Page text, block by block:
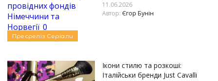
11.06.2026
Автор: Єгор Бунін
Пресреліз Серіали
Ікони стилю та розкоші:
Італійськи бренди Just Cavalli